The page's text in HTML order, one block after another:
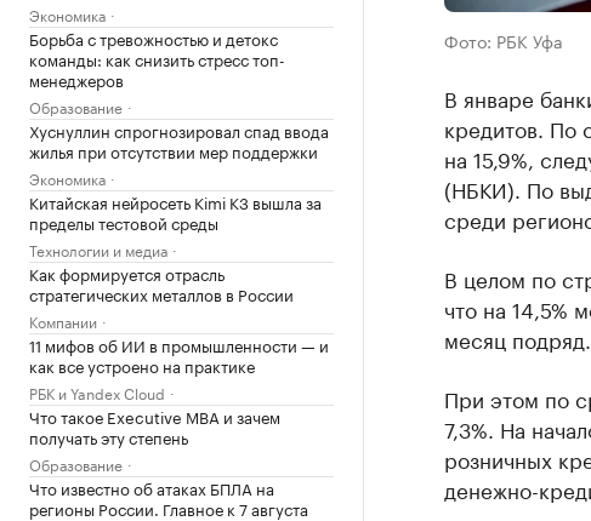
Экономика
Борьба с тревожностью и детокс
команды: как снизить стресс топ-
менеджеров
Образование
Хуснуллин спрогнозировал спад ввода
жилья при отсутствии мер поддержки
Экономика
Китайская нейросеть Kimi K3 вышла за
пределы тестовой среды
Технологии и медиа
Как формируется отрасль
стратегических металлов в России
Компании
11 мифов об ИИ в промышленности — и
как все устроено на практике
РБК и Yandex Cloud
Что такое Executive MBA и зачем
получать эту степень
Образование
Что известно об атаках БПЛА на
регионы России. Главное к 7 августа
Фото: РБК Уфа
В январе
кредитов. По
на 15,9%,
(НБКИ). По
среди
В целом по
что на 14,5%
месяц подряд.
При этом по
7,3%. На
розничных
денежно-